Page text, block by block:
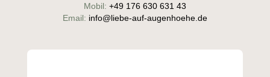
Mobil: +49 176 630 631 43
Email: info@liebe-auf-augenhoehe.de